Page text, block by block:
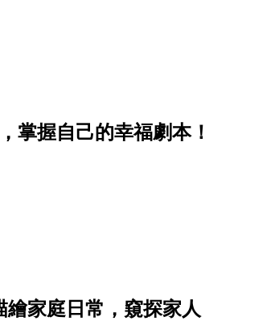
掌握自己的幸福劇本！
家庭日常，窺探家人